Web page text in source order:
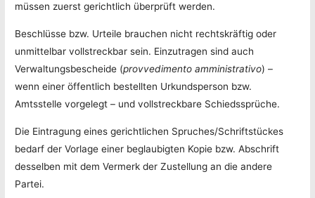
müssen zuerst gerichtlich überprüft werden.
Beschlüsse bzw. Urteile brauchen nicht rechtskräftig oder
unmittelbar vollstreckbar sein. Einzutragen sind auch
Verwaltungsbescheide (provvedimento amministrativo) –
wenn einer öffentlich bestellten Urkundsperson bzw.
Amtsstelle vorgelegt – und vollstreckbare Schiedssprüche.
Die Eintragung eines gerichtlichen Spruches/Schriftstückes
bedarf der Vorlage einer beglaubigten Kopie bzw. Abschrift
desselben mit dem Vermerk der Zustellung an die andere
Partei.